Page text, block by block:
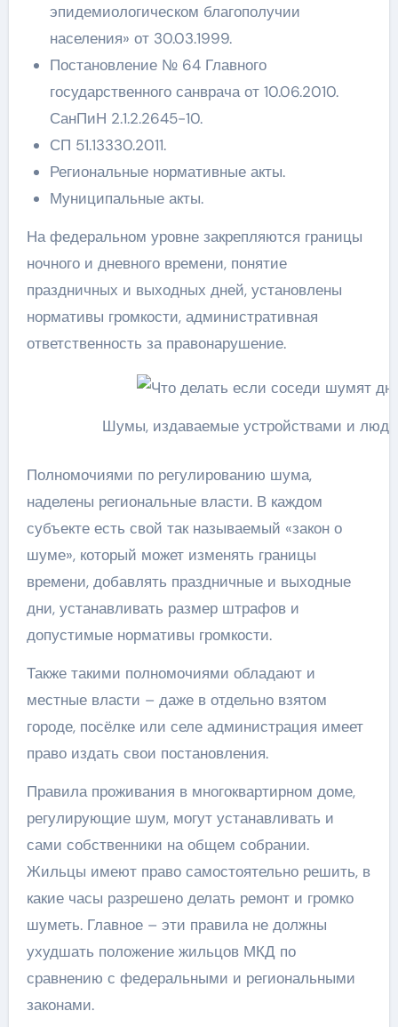
эпидемиологическом благополучии
населения» от 30.03.1999.
Постановление № 64 Главного
государственного санврача от 10.06.2010.
СанПиН 2.1.2.2645-10.
СП 51.13330.2011.
Региональные нормативные акты.
Муниципальные акты.
На федеральном уровне закрепляются границы
ночного и дневного времени, понятие
праздничных и выходных дней, установлены
нормативы громкости, административная
ответственность за правонарушение.
Шумы, издаваемые устройствами и
Полномочиями по регулированию шума,
наделены региональные власти. В каждом
субъекте есть свой так называемый «закон о
шуме», который может изменять границы
времени, добавлять праздничные и выходные
дни, устанавливать размер штрафов и
допустимые нормативы громкости.
Также такими полномочиями обладают и
местные власти – даже в отдельно взятом
городе, посёлке или селе администрация имеет
право издать свои постановления.
Правила проживания в многоквартирном доме,
регулирующие шум, могут устанавливать и
сами собственники на общем собрании.
Жильцы имеют право самостоятельно решить, в
какие часы разрешено делать ремонт и громко
шуметь. Главное – эти правила не должны
ухудшать положение жильцов МКД по
сравнению с федеральными и региональными
законами.